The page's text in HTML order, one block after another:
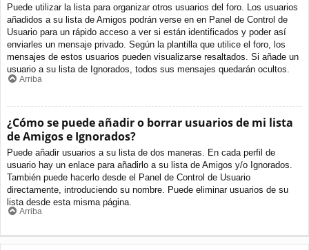
Puede utilizar la lista para organizar otros usuarios del foro. Los usuarios
añadidos a su lista de Amigos podrán verse en en Panel de Control de
Usuario para un rápido acceso a ver si están identificados y poder así
enviarles un mensaje privado. Según la plantilla que utilice el foro, los
mensajes de estos usuarios pueden visualizarse resaltados. Si añade un
usuario a su lista de Ignorados, todos sus mensajes quedarán ocultos.
Arriba
¿Cómo se puede añadir o borrar usuarios de mi lista
de Amigos e Ignorados?
Puede añadir usuarios a su lista de dos maneras. En cada perfil de
usuario hay un enlace para añadirlo a su lista de Amigos y/o Ignorados.
También puede hacerlo desde el Panel de Control de Usuario
directamente, introduciendo su nombre. Puede eliminar usuarios de su
lista desde esta misma página.
Arriba